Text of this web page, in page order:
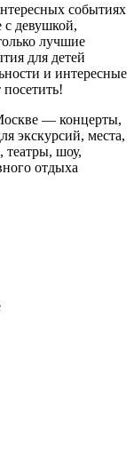
событиях
девушкой,
лучшие
для детей
и интересные
— концерты,
экскурсий, места,
театры, шоу,
отдыха